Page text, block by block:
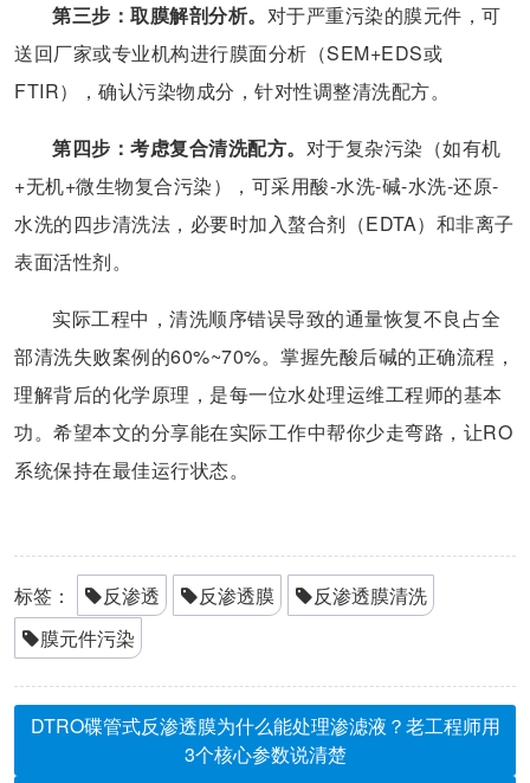
第三步：取膜解剖分析。 对于严重污染的膜元件，可
送回厂家或专业机构进行膜面分析（SEM+EDS或
FTIR），确认污染物成分，针对性调整清洗配方。
第四步：考虑复合清洗配方。 对于复杂污染（如有机
+无机+微生物复合污染），可采用酸-水洗-碱-水洗-还原-
水洗的四步清洗法，必要时加入螯合剂（EDTA）和非离子
表面活性剂。
实际工程中，清洗顺序错误导致的通量恢复不良占全
部清洗失败案例的60%~70%。掌握先酸后碱的正确流程，
理解背后的化学原理，是每一位水处理运维工程师的基本
功。希望本文的分享能在实际工作中帮你少走弯路，让RO
系统保持在最佳运行状态。
标签： 反渗透 反渗透膜
反渗透膜清洗
膜元件污染
DTRO碟管式反渗透膜为什么能处理渗滤液？老工程师用
3个核心参数说清楚